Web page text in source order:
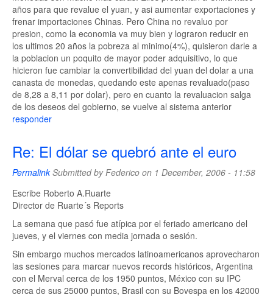
años para que revalue el yuan, y asi aumentar exportaciones y
frenar importaciones Chinas. Pero China no revaluo por
presion, como la economia va muy bien y lograron reducir en
los ultimos 20 años la pobreza al minimo(4%), quisieron darle a
la poblacion un poquito de mayor poder adquisitivo, lo que
hicieron fue cambiar la convertibilidad del yuan del dolar a una
canasta de monedas, quedando este apenas revaluado(paso
de 8,28 a 8,11 por dolar), pero en cuanto la revaluacion salga
de los deseos del gobierno, se vuelve al sistema anterior
responder
Re: El dólar se quebró ante el euro
PermalinkSubmitted byFederico on 1 December, 2006 - 11:58
Escribe Roberto A.Ruarte
Director de Ruarte´s Reports
La semana que pasó fue atípica por el feriado americano del
jueves, y el viernes con media jornada o sesión.
Sin embargo muchos mercados latinoamericanos aprovecharon
las sesiones para marcar nuevos records históricos, Argentina
con el Merval cerca de los 1950 puntos, México con su IPC
cerca de sus 25000 puntos, Brasil con su Bovespa en los 42000